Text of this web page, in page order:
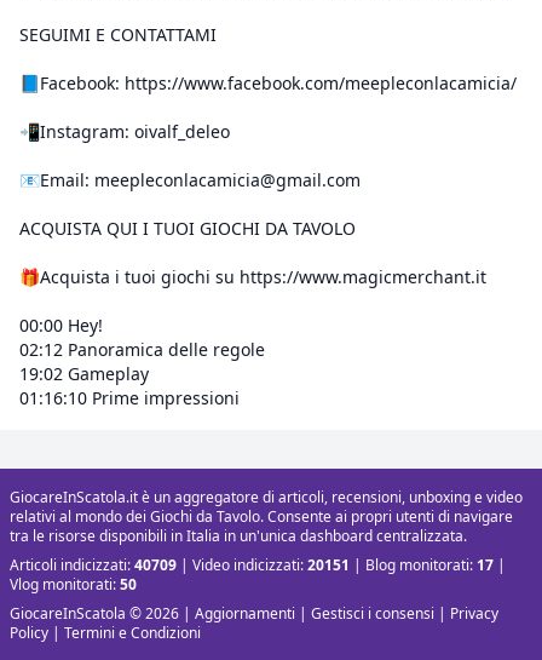
SEGUIMI E CONTATTAMI
📘Facebook: https://www.facebook.com/meepleconlacamicia/
📲Instagram: oivalf_deleo
📧Email: meepleconlacamicia@gmail.com
ACQUISTA QUI I TUOI GIOCHI DA TAVOLO
🎁Acquista i tuoi giochi su https://www.magicmerchant.it
00:00 Hey!
02:12 Panoramica delle regole
19:02 Gameplay
01:16:10 Prime impressioni
GiocareInScatola.it è un aggregatore di articoli, recensioni, unboxing e video
relativi al mondo dei Giochi da Tavolo. Consente ai propri utenti di navigare
tra le risorse disponibili in Italia in un'unica dashboard centralizzata.
Articoli indicizzati:40709 | Video indicizzati:20151 | Blog monitorati: 17 |
Vlog monitorati:50
GiocareInScatola © 2026 | Aggiornamenti | Gestisci i consensi | Privacy
Policy | Termini e Condizioni